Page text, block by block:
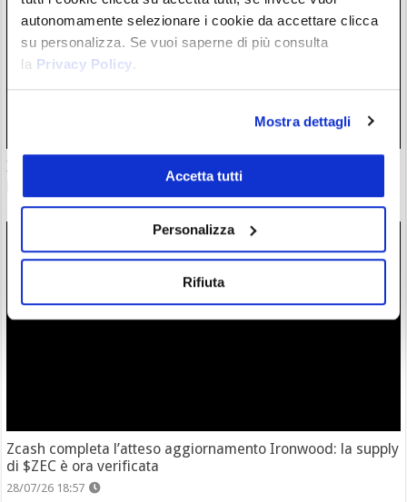
autonomamente selezionare i cookie da accettare clicca
su personalizza. Se vuoi saperne di più consulta
la Privacy Policy.
Mostra dettagli
Accetta tutti
Personalizza
Rifiuta
Il “nuovo Warren Buffett” crolla insieme all’AI. Da marzo
28/07/26 20:17
Zcash completa l’atteso aggiornamento Ironwood: la supply
di $ZEC è ora verificata
28/07/26 18:57